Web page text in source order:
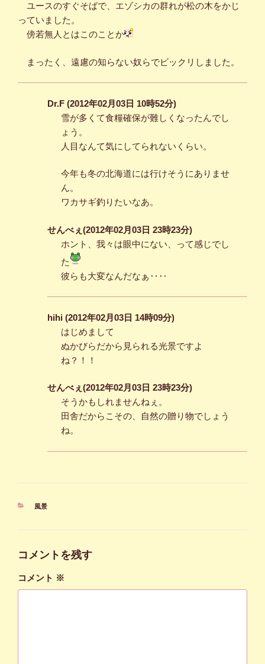
ユースのすぐそばで、エゾシカの群れが松の木をかじ
っていました。
傍若無人とはこのことか
まったく、遠慮の知らない奴らでビックリしました。
Dr.F (2012年02月03日 10時52分)
雪が多くて食糧確保が難しくなったんでし
ょう。
人目なんて気にしてられないくらい。
今年も冬の北海道には行けそうにありませ
ん。
ワカサギ釣りたいなあ。
せんべぇ(2012年02月03日 23時23分)
ホント、我々は眼中にない、って感じでし
た
彼らも大変なんだなぁ‥‥
hihi (2012年02月03日 14時09分)
はじめまして
ぬかびらだから見られる光景ですよ
ね？！！
せんべぇ(2012年02月03日 23時23分)
そうかもしれませんねぇ。
田舎だからこその、自然の贈り物でしょう
ね。
カ
風景
コメントを残す
コメント ※